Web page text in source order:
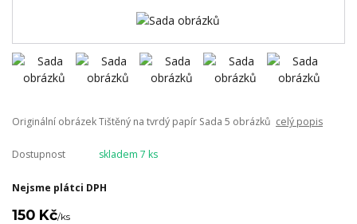
Originální obrázek Tištěný na tvrdý papír Sada 5 obrázků celý popis
Dostupnost skladem 7 ks
Nejsme plátci DPH
150 Kč/ks